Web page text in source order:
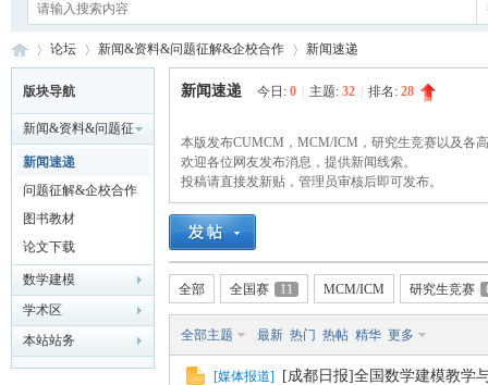
数
模
»
论坛
›
新闻&资料&问题征解&企校合作 新闻速递
版块导航
新闻&资料&问题征
解&企校合作
新闻速递
问题征解&企校合作
图书教材
论文下载
数学建模
学术区
本站站务
新闻速递 今日: 0 主题: 32 排名: 28
本版发布CUMCM，MCM/ICM，研究生竞赛以及各
欢迎各位网友发布消息，提供新闻线索。
投稿请直接发新贴，管理员审核后即可发布。
全部 全国赛 11 MCM/ICM 研究生竞赛
全部主题 最新 热门 热帖 精华 更多
[媒体报道] [成都日报]全国数学建模教学